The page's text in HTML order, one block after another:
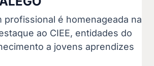
profissional é homenageada na
ao CIEE, entidades do
a jovens aprendizes